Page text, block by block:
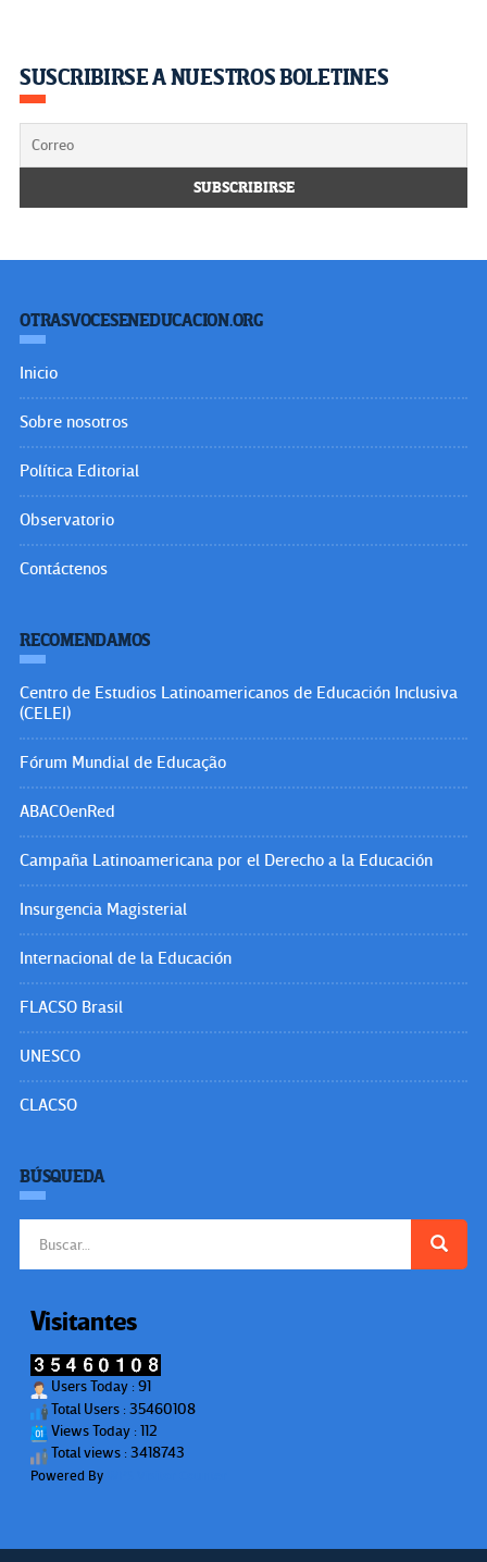
SUSCRIBIRSE A NUESTROS BOLETINES
OTRASVOCESENEDUCACION.ORG
Inicio
Sobre nosotros
Política Editorial
Observatorio
Contáctenos
RECOMENDAMOS
Centro de Estudios Latinoamericanos de Educación Inclusiva
(CELEI)
Fórum Mundial de Educação
ABACOenRed
Campaña Latinoamericana por el Derecho a la Educación
Insurgencia Magisterial
Internacional de la Educación
FLACSO Brasil
UNESCO
CLACSO
BÚSQUEDA
Visitantes
Users Today : 91
Total Users : 35460108
Views Today : 112
Total views : 3418743
Powered By